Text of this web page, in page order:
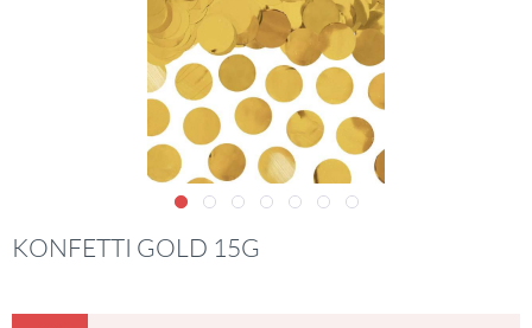
KONFETTI GOLD 15G